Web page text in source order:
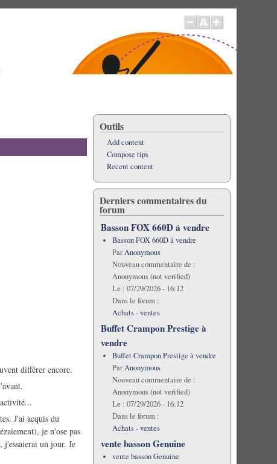
différer encore.
J'ai acquis du
je n'ose pas
un jour. Je
Outils
Add content
Compose tips
Recent content
Derniers commentaires du
forum
Basson FOX 660D á vendre
Basson FOX 660D á vendre
ParAnonymous
Nouveau commentaire de :
Anonymous (not verified)
Le : 07/29/2026 - 16:12
Dans le forum :
Achats - ventes
Buffet Crampon Prestige à
vendre
Buffet Crampon Prestige à vendre
ParAnonymous
Nouveau commentaire de :
Anonymous (not verified)
Le : 07/29/2026 - 16:12
Dans le forum :
Achats - ventes
vente basson Genuine
vente basson Genuine